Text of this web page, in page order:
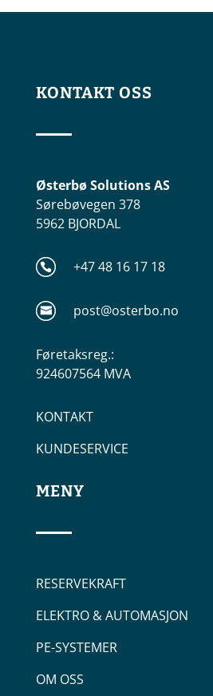
KONTAKT OSS
Østerbø Solutions AS
Sørebøvegen 378
5962 BJORDAL
+47 48 16 17 18
post@osterbo.no
Føretaksreg.:
924607564 MVA
KONTAKT
KUNDESERVICE
MENY
RESERVEKRAFT
ELEKTRO & AUTOMASJON
PE-SYSTEMER
OM OSS